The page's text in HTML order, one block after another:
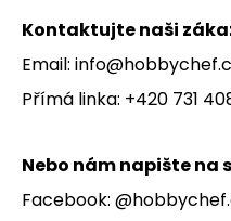
Kontaktujte naši
Email:
Přímá linka: +420 731
Nebo nám napište
Facebook:
?